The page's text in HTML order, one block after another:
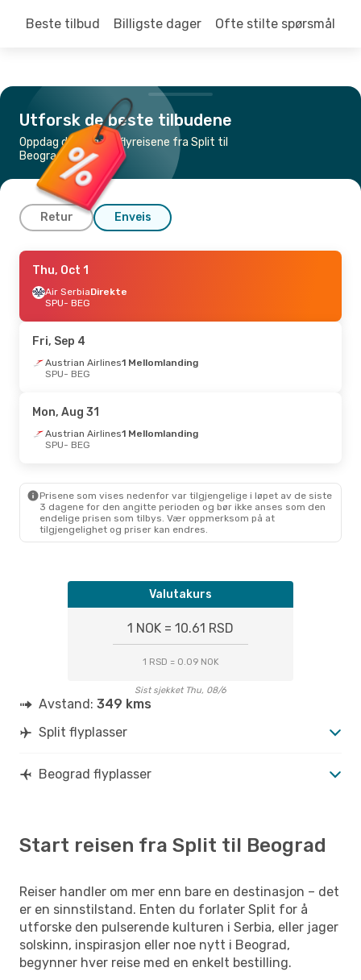
Beste tilbud Billigste dager Ofte stilte spørsmål
Utforsk de beste tilbudene
Oppdag de billigste flyreisene fra Split til
Beograd
Retur Enveis
Thu, Sep 3
Lufthansa1 Mellomlanding
SPU- BEG
1 Mellomlanding
BEG- SPU
Thu, Oct 1
Air SerbiaDirekte
SPU- BEG
Fri, Sep 4
Austrian Airlines1 Mellomlanding
SPU- BEG
Mon, Aug 31
Austrian Airlines1 Mellomlanding
SPU- BEG
Prisene som vises nedenfor var tilgjengelige i løpet av de siste
3 dagene for den angitte perioden og bør ikke anses som den
endelige prisen som tilbys. Vær oppmerksom på at
tilgjengelighet og priser kan endres.
Valutakurs
1 NOK = 10.61 RSD
1 RSD = 0.09 NOK
Sist sjekket Thu, 08/6
Avstand: 349 kms
Split flyplasser
Beograd flyplasser
Start reisen fra Split til Beograd
Reiser handler om mer enn bare en destinasjon – det
er en sinnstilstand. Enten du forlater Split for å
utforske den pulserende kulturen i Serbia, eller jager
solskinn, inspirasjon eller noe nytt i Beograd,
begynner hver reise med en enkelt bestilling.